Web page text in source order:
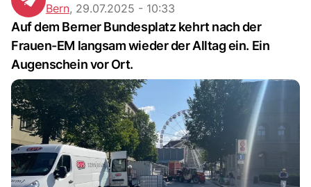
Bern, 29.07.2025 - 10:33
Auf dem Berner Bundesplatz kehrt nach der
Frauen-EM langsam wieder der Alltag ein. Ein
Augenschein vor Ort.